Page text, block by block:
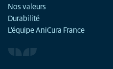
Nos valeurs
Durabilité
L'équipe AniCura France